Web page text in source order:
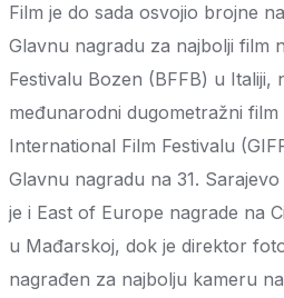
Film je do sada osvojio brojne
Glavnu nagradu za najbolji film
Festivalu Bozen (BFFB) u Italiji,
međunarodni dugometražni film
International Film Festivalu
Glavnu nagradu na 31.
je i East of Europe nagrade na
u Mađarskoj, dok je direktor
nagrađen za najbolju kameru